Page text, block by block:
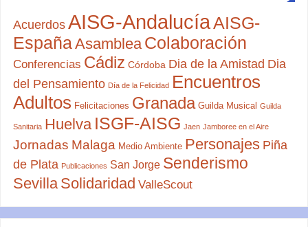
Acuerdos AISG-AndalucíaAISG-
EspañaAsamblea Colaboración
Conferencias Cádiz Córdoba Dia de la Amistad Dia
del Pensamiento Día de la Felicidad Encuentros
Adultos Felicitaciones Granada Guilda Musical Guilda
Sanitaria Huelva ISGF-AISG Jaen Jamboree en el Aire
Jornadas Malaga Medio Ambiente Personajes Piña
de Plata Publicaciones San Jorge Senderismo
Sevilla Solidaridad ValleScout